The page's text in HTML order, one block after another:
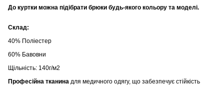
До куртки можна підібрати брюки будь-якого кольору та моделі.
Склад:
40% Поліестер
60% Бавовни
Щільність: 140г/м2
Професійна тканина для медичного одягу, що забезпечує стійкість